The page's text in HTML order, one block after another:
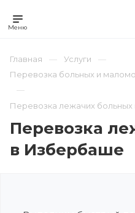
Главная
Услуги
Перевозка больных и
Перевозка лежачих
Перевозка
в Избербаше